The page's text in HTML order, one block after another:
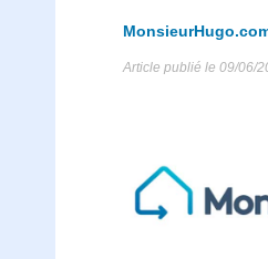
Article publié le 09/06/